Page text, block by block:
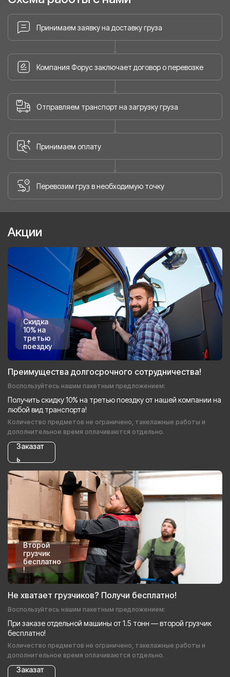
Принимаем заявку на доставку груза
Компания Форус заключает договор о перевозке
Отправляем транспорт на загрузку груза
Принимаем оплату
Перевозим груз в необходимую точку
Акции
Скидка
10% на
третью
поездку
Преимущества долгосрочного сотрудничества!
Воспользуйтесь нашим пакетным предложением:
Получить скидку 10% на третью поездку от нашей компании на
любой вид транспорта!
Количество предметов не ограничено, такелажные работы и
дополнительное время оплачиваются отдельно.
Заказат
ь
Второй
грузчик
бесплатно
!
Не хватает грузчиков? Получи бесплатно!
Воспользуйтесь нашим пакетным предложением:
При заказе отдельной машины от 1.5 тонн — второй грузчик
бесплатно!
Количество предметов не ограничено, такелажные работы и
дополнительное время оплачиваются отдельно.
Заказат